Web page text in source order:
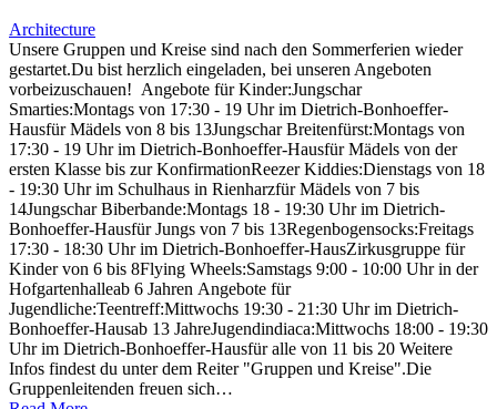
Architecture
Unsere Gruppen und Kreise sind nach den Sommerferien wieder
gestartet.Du bist herzlich eingeladen, bei unseren Angeboten
vorbeizuschauen! Angebote für Kinder:Jungschar
Smarties:Montags von 17:30 - 19 Uhr im Dietrich-Bonhoeffer-
Hausfür Mädels von 8 bis 13Jungschar Breitenfürst:Montags von
17:30 - 19 Uhr im Dietrich-Bonhoeffer-Hausfür Mädels von der
ersten Klasse bis zur KonfirmationReezer Kiddies:Dienstags von 18
- 19:30 Uhr im Schulhaus in Rienharzfür Mädels von 7 bis
14Jungschar Biberbande:Montags 18 - 19:30 Uhr im Dietrich-
Bonhoeffer-Hausfür Jungs von 7 bis 13Regenbogensocks:Freitags
17:30 - 18:30 Uhr im Dietrich-Bonhoeffer-HausZirkusgruppe für
Kinder von 6 bis 8Flying Wheels:Samstags 9:00 - 10:00 Uhr in der
Hofgartenhalleab 6 Jahren Angebote für
Jugendliche:Teentreff:Mittwochs 19:30 - 21:30 Uhr im Dietrich-
Bonhoeffer-Hausab 13 JahreJugendindiaca:Mittwochs 18:00 - 19:30
Uhr im Dietrich-Bonhoeffer-Hausfür alle von 11 bis 20 Weitere
Infos findest du unter dem Reiter "Gruppen und Kreise".Die
Gruppenleitenden freuen sich…